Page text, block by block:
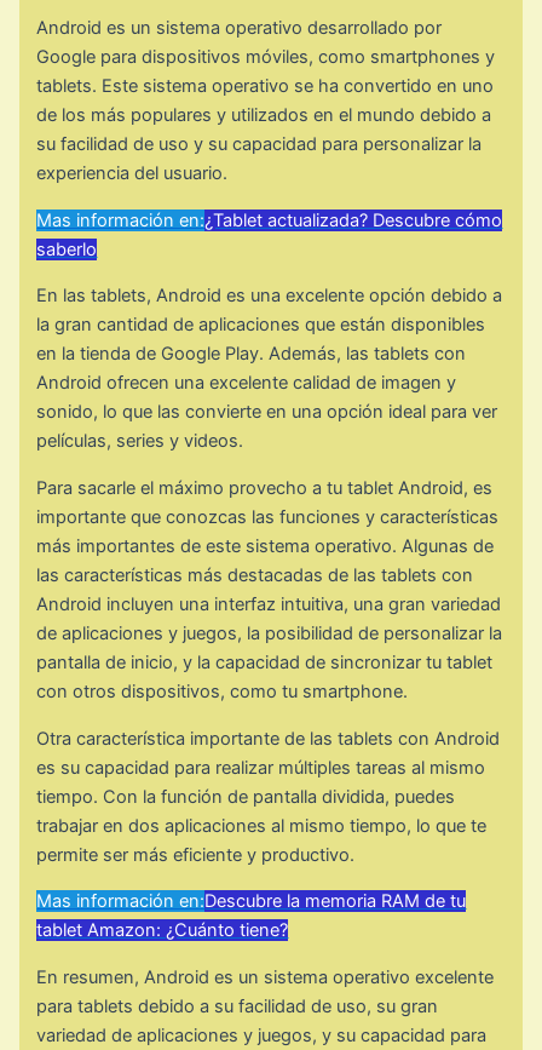
Android es un sistema operativo desarrollado por
Google para dispositivos móviles, como smartphones y
tablets. Este sistema operativo se ha convertido en uno
de los más populares y utilizados en el mundo debido a
su facilidad de uso y su capacidad para personalizar la
experiencia del usuario.
Mas información en:¿Tablet actualizada? Descubre cómo
saberlo
En las tablets, Android es una excelente opción debido a
la gran cantidad de aplicaciones que están disponibles
en la tienda de Google Play. Además, las tablets con
Android ofrecen una excelente calidad de imagen y
sonido, lo que las convierte en una opción ideal para ver
películas, series y videos.
Para sacarle el máximo provecho a tu tablet Android, es
importante que conozcas las funciones y características
más importantes de este sistema operativo. Algunas de
las características más destacadas de las tablets con
Android incluyen una interfaz intuitiva, una gran variedad
de aplicaciones y juegos, la posibilidad de personalizar la
pantalla de inicio, y la capacidad de sincronizar tu tablet
con otros dispositivos, como tu smartphone.
Otra característica importante de las tablets con Android
es su capacidad para realizar múltiples tareas al mismo
tiempo. Con la función de pantalla dividida, puedes
trabajar en dos aplicaciones al mismo tiempo, lo que te
permite ser más eficiente y productivo.
Mas información en:Descubre la memoria RAM de tu
tablet Amazon: ¿Cuánto tiene?
En resumen, Android es un sistema operativo excelente
para tablets debido a su facilidad de uso, su gran
variedad de aplicaciones y juegos, y su capacidad para